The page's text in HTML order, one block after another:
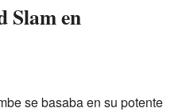
Slam en
se basaba en su potente